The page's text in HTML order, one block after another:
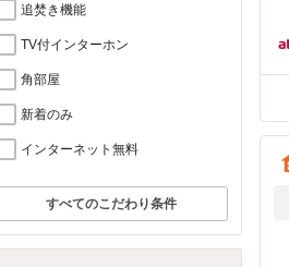
追焚き機能
TV付インターホン
角部屋
新着のみ
インターネット無料
すべてのこだわり条件